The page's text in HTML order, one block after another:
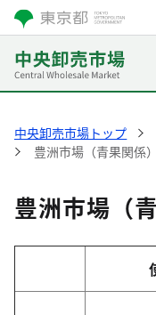
中央卸売市場トップ
豊洲市場（青果関係）
豊洲市場（